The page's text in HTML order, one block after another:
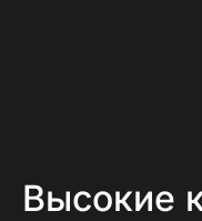
Высокие